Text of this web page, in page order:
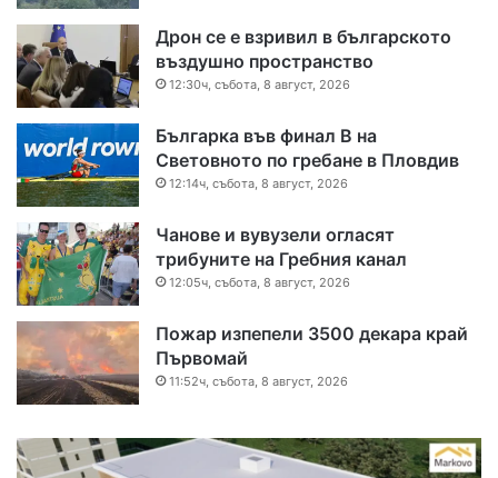
Дрон се е взривил в българското
въздушно пространство
12:30ч, събота, 8 август, 2026
Българка във финал B на
Световното по гребане в Пловдив
12:14ч, събота, 8 август, 2026
Чанове и вувузели огласят
трибуните на Гребния канал
12:05ч, събота, 8 август, 2026
Пожар изпепели 3500 декара край
Първомай
11:52ч, събота, 8 август, 2026